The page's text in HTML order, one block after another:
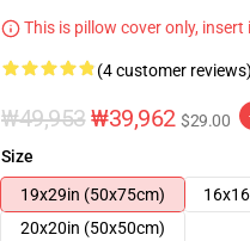
This is pillow cover only,
(4 customer
₩49,953 ₩39,962 $29.00
Size
19x29in (50x75cm)
20x20in (50x50cm)